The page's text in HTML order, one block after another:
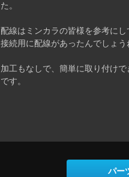
た。
配線はミンカラの皆様を参考に
接続用に配線があったんでしょう
加工もなしで、簡単に取り付け
です。
パー